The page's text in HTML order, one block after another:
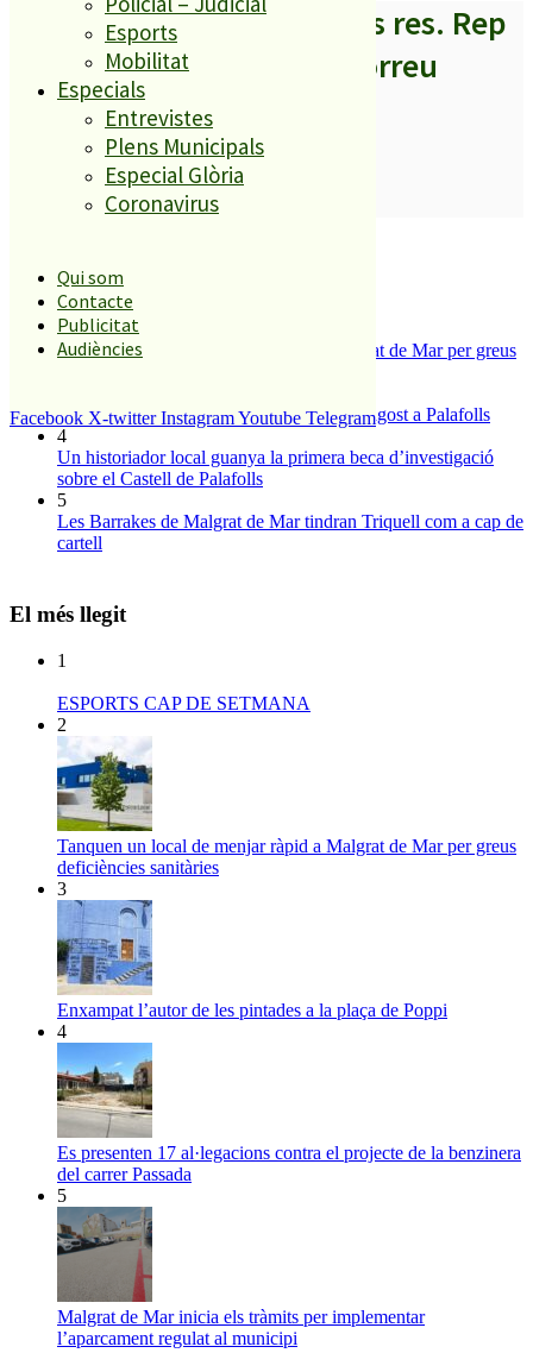
Esports
Mobilitat
Especials
Entrevistes
Plens Municipals
Especial Glòria
Coronavirus
Qui som
Contacte
Publicitat
Audiències
Facebook X-twitter InstagramYoutube Telegram
A partir d’ara no et perdis res. Rep
els titulars al teu correu
SUBSCRIURE’M
1
ESPORTS CAP DE SETMANA
2
Tanquen un local de menjar ràpid a Malgrat de Mar per greus
Festa per observar l’eclipsi solar del 12 d’agost a Palafolls
4
Un historiador local guanya la primera beca d’investigació
sobre el Castell de Palafolls
5
Les Barrakes de Malgrat de Mar tindran Triquell com a cap de
cartell
El més llegit
1
ESPORTS CAP DE SETMANA
2
Tanquen un local de menjar ràpid a Malgrat de Mar per greus
deficiències sanitàries
3
Enxampat l’autor de les pintades a la plaça de Poppi
4
Es presenten 17 al·legacions contra el projecte de la benzinera
del carrer Passada
5
Malgrat de Mar inicia els tràmits per implementar
l’aparcament regulat al municipi